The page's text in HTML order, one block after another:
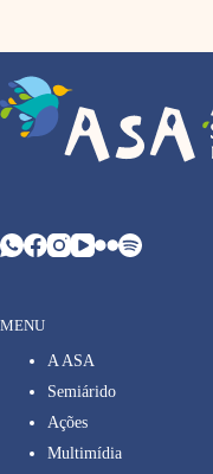
MENU
A ASA
Semiárido
Ações
Multimídia